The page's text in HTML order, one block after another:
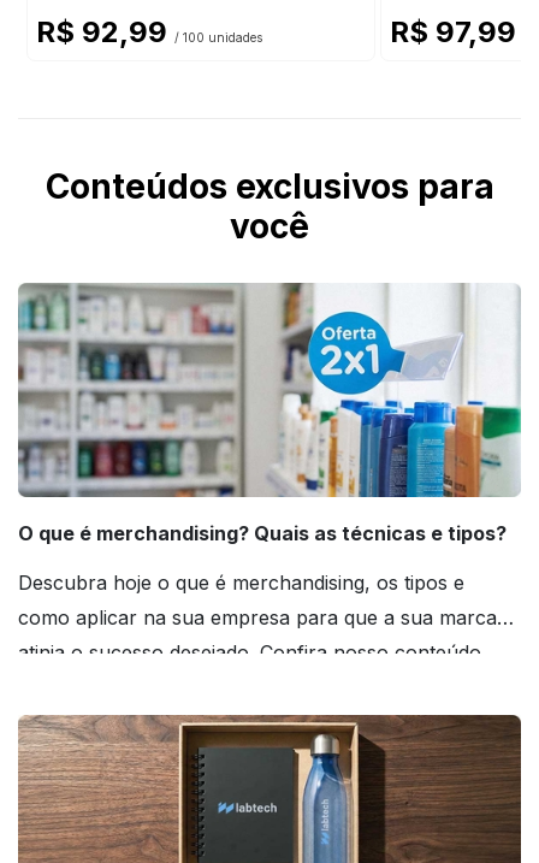
R$ 92,99 / 100 unidades R$ 97,99
Conteúdos exclusivos para
você
O que é merchandising? Quais as técnicas e tipos?
Descubra hoje o que é merchandising, os tipos e
como aplicar na sua empresa para que a sua marca
atinja o sucesso desejado. Confira nosso conteúdo